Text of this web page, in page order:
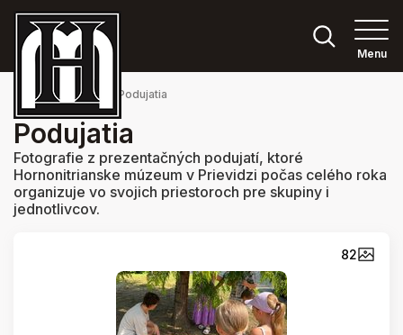
Menu
Hlavná stránka Podujatia
Podujatia
Fotografie z prezentačných podujatí, ktoré
Hornonitrianske múzeum v Prievidzi počas celého roka
organizuje vo svojich priestoroch pre skupiny i
jednotlivcov.
82